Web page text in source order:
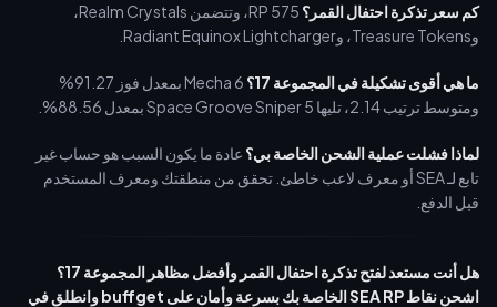
كم سعر تذكرة احتفال القمر؟
575 RP، وتتضمن Realm Crystals،
وTreasure Tokens، وRadiant Equinox Lightcharger.
ما هي أقوى تشكيلة في المجموعة 17؟
Mecha 6 بمعدل فوز 91.27%
ومتوسط ترتيب 2.14، تليها Space Groove Sniper 5 بمعدل 88.56%.
لماذا فشلت عملية الشحن الخاصة بي؟ عادة ما يكون السبب هو حساب غير
تابع لـ SEA أو معرف لاعب خاطئ. تحقق من منطقتك ومعرف المستخدم
قبل الدفع.
هل أنت مستعد لفتح تذكرة احتفال القمر وأفضل مظاهر المجموعة 17؟
اشحن نقاط SEA RP الخاصة بك بسرعة وأمان على buffget وانطلق في